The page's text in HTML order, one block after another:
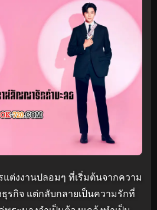
แต่งงานปลอมๆ ที่เริ่มต้นจากความ
รกิจ แต่กลับกลายเป็นความรักที่